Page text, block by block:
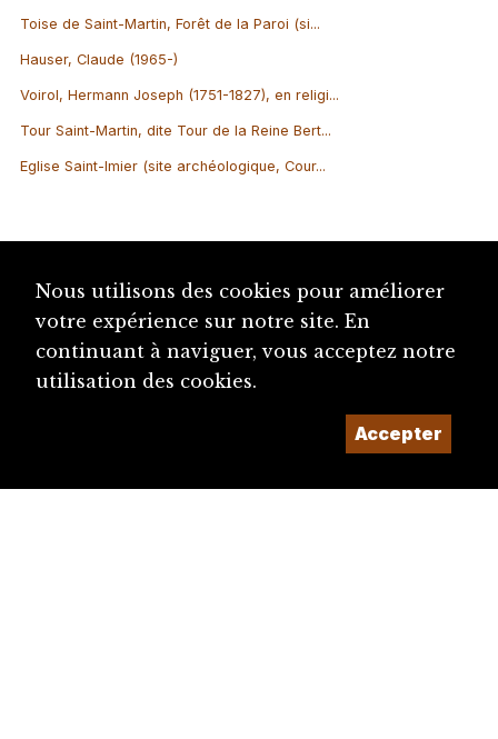
Toise de Saint-Martin, Forêt de la Paroi (si...
Hauser, Claude (1965-)
Voirol, Hermann Joseph (1751-1827), en religi...
Tour Saint-Martin, dite Tour de la Reine Bert...
Eglise Saint-Imier (site archéologique, Cour...
Nous utilisons des cookies pour améliorer
votre expérience sur notre site. En
continuant à naviguer, vous acceptez notre
utilisation des cookies.
Accepter